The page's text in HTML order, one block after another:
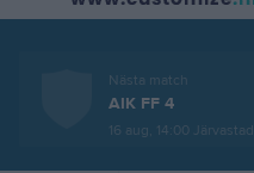
Nästa match
AIK FF 4
16 aug, 14:00